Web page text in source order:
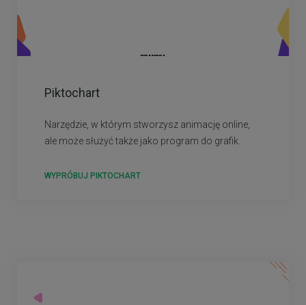
Piktochart
Narzędzie, w którym stworzysz animację online,
ale może służyć także jako program do grafik.
WYPRÓBUJ PIKTOCHART